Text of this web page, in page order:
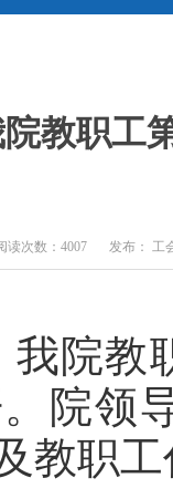
教职工
读次数：4007 发布： 工
我院教
院领
教职